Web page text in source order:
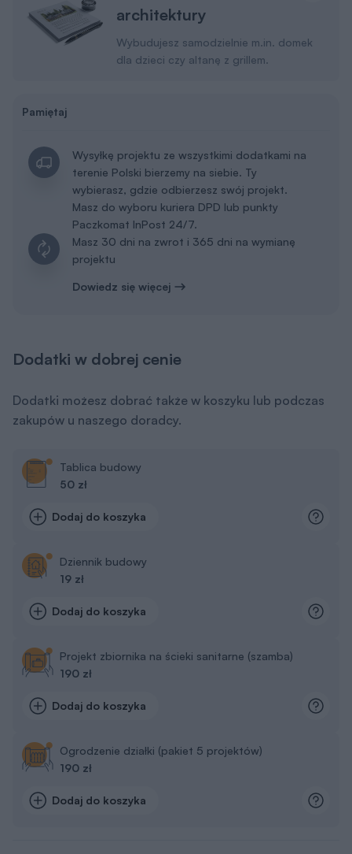
architektury
Wybudujesz samodzielnie m.in. domek
dla dzieci czy altanę z grillem.
Pamiętaj
Wysyłkę projektu ze wszystkimi dodatkami na
terenie Polski bierzemy na siebie. Ty
wybierasz, gdzie odbierzesz swój projekt.
Masz do wyboru kuriera DPD lub punkty
Paczkomat InPost 24/7.
Masz 30 dni na zwrot i 365 dni na wymianę
projektu
Dowiedz się więcej
Dodatki w dobrej cenie
Dodatki możesz dobrać także w koszyku lub podczas
zakupów u naszego doradcy.
Tablica budowy
50 zł
Dodaj do koszyka
Dziennik budowy
19 zł
Dodaj do koszyka
Projekt zbiornika na ścieki sanitarne (szamba)
190 zł
Dodaj do koszyka
Ogrodzenie działki (pakiet 5 projektów)
190 zł
Dodaj do koszyka